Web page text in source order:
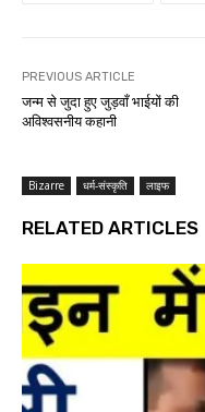
PREVIOUS ARTICLE
जन्म से जुदा हुए जुड़वाँ भाईयों की
अविश्वसनीय कहानी
Bizarre धर्म-संस्कृति लाइफ
RELATED ARTICLES